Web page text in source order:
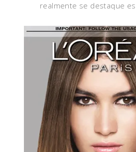
realmente se destaque